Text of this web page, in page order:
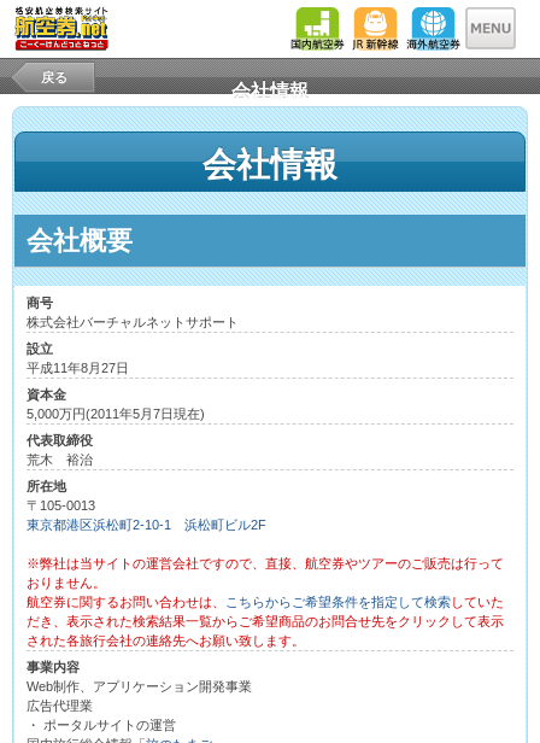
戻る
会社情報
会社情報
会社概要
商号
株式会社バーチャルネットサポート
設立
平成11年8月27日
資本金
5,000万円(2011年5月7日現在)
代表取締役
荒木 裕治
所在地
〒105-0013
東京都港区浜松町2-10-1 浜松町ビル2F
※弊社は当サイトの運営会社ですので、直接、航空券やツアーのご販売は行って
おりません。
航空券に関するお問い合わせは、
こちらからご希望条件を指定して検索していた
だき、表示された検索結果一覧からご希望商品のお問合せ先をクリックして表示
された各旅行会社の連絡先へお願い致します。
事業内容
Web制作、アプリケーション開発事業
広告代理業
・ ポータルサイトの運営